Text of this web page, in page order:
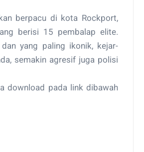
berpacu di kota Rockport,
berisi 15 pembalap elite.
yang paling ikonik, kejar-
semakin agresif juga polisi
download pada link dibawah